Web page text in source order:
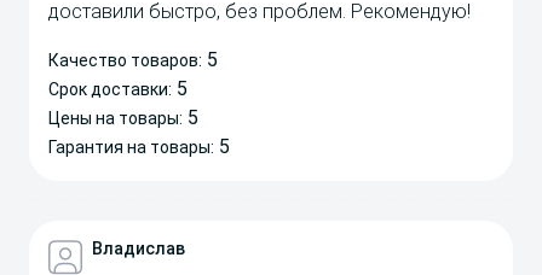
доставили быстро, без проблем. Рекомендую!
Качество товаров: 5
Срок доставки: 5
Цены на товары: 5
Гарантия на товары: 5
Владислав